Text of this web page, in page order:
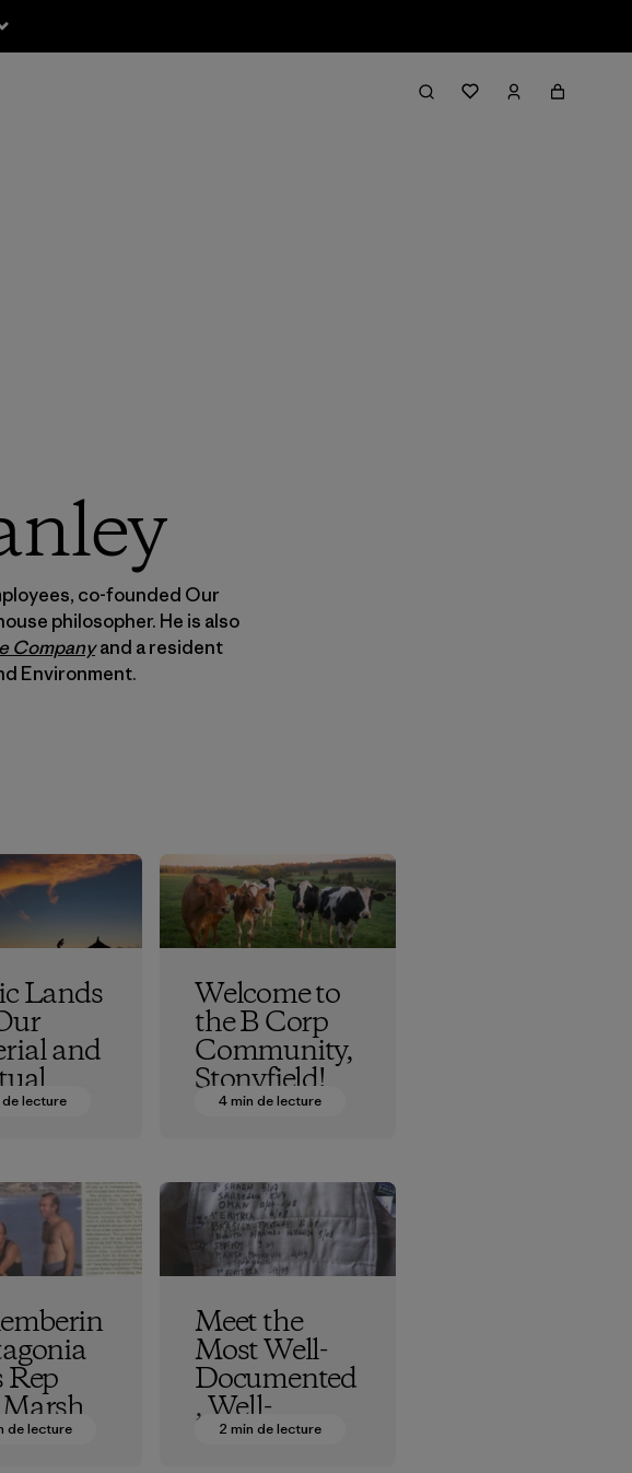
co-founded Our
philosopher. He is also
Companyand a resident
Environment.
Lands
and
de lecture
Welcome to
the B Corp
Community,
Stonyfield!
4 min de lecture
Rep
de lecture
Meet the
Most Well-
Documented
, Well-
Traveled
2 min de lecture